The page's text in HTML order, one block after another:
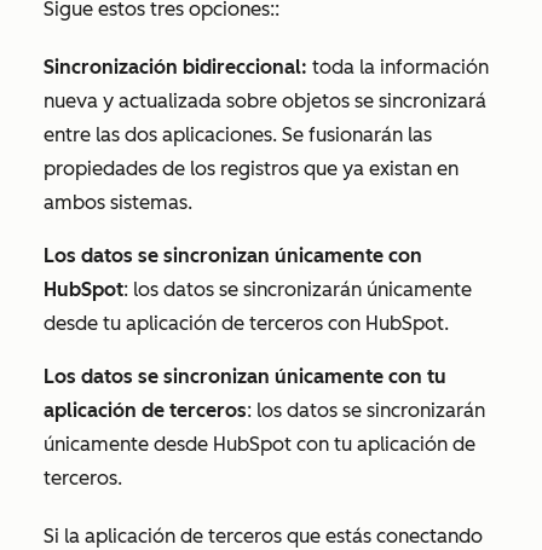
Sigue estos tres opciones::
Sincronización bidireccional: toda la información
nueva y actualizada sobre objetos se sincronizará
entre las dos aplicaciones. Se fusionarán las
propiedades de los registros que ya existan en
ambos sistemas.
Los datos se sincronizan únicamente con
HubSpot: los datos se sincronizarán únicamente
desde tu aplicación de terceros con HubSpot.
Los datos se sincronizan únicamente con tu
aplicación de terceros: los datos se sincronizarán
únicamente desde HubSpot con tu aplicación de
terceros.
Si la aplicación de terceros que estás conectando